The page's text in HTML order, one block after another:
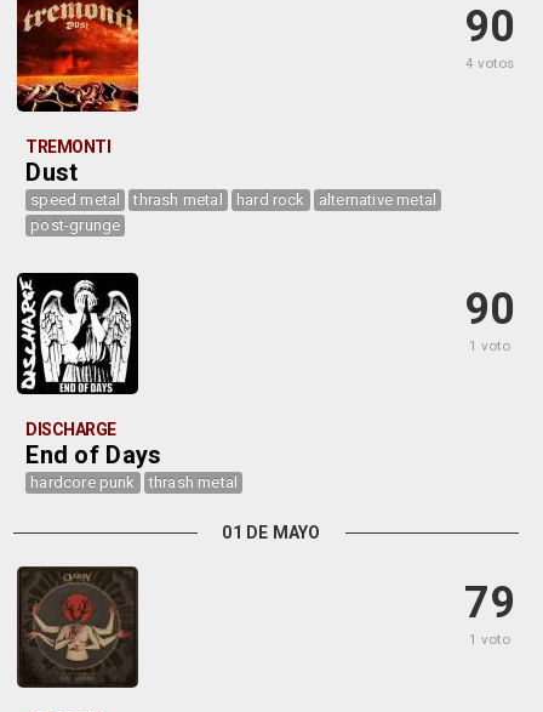
90
4 votos
TREMONTI
Dust
speed metal thrash metal hard rock
alternative metal
post-grunge
90
1 voto
DISCHARGE
End of Days
hardcore punk thrash metal
01 DE MAYO
79
1 voto